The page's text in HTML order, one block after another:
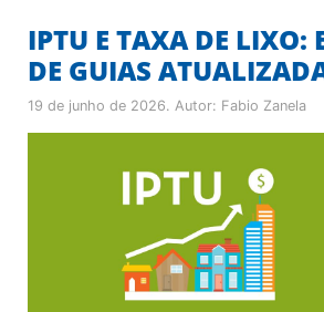
IPTU E TAXA DE LIXO:
DE GUIAS
19 de junho de 2026. Autor: Fabio Zanela